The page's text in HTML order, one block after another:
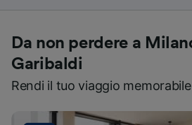
Da non perdere a
Garibaldi
Rendi il tuo viaggio memorabile